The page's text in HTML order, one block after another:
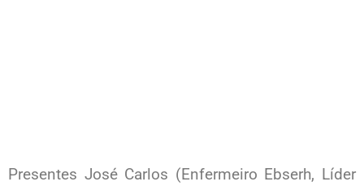
Presentes José Carlos (Enfermeiro Ebserh, Líder